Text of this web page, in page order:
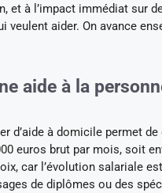
et à l’impact immédiat sur
veulent aider. On avance
aide à la
d’aide à domicile permet
euros brut par mois, soit
car l’évolution salariale
de diplômes ou des